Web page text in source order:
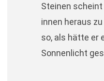
Steinen
innen heraus
so, als hätte er
Sonnenlicht